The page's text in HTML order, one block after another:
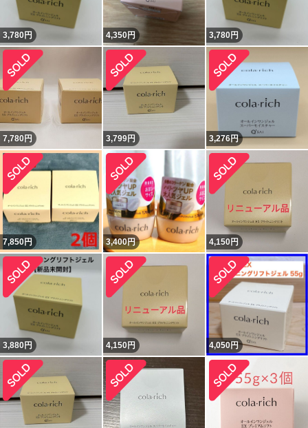
3,780円 4,350円 3,780円
7,780円 3,799円 3,276円
7,850円 3,400円 4,150円
3,880円 4,150円 4,050円